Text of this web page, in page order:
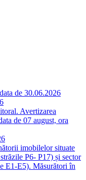
de 30.06.2026
Avertizarea
de 07 august, ora
imobilelor situate
P6- P17) și sector
E1-E5). Măsurători în